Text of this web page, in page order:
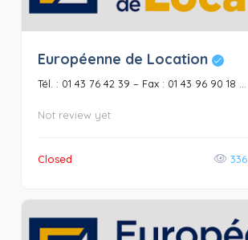
Européenne de Location
Tél. : 01 43 76 42 39 – Fax : 01 43 96 90 18 ...
Not review yet
Closed 336